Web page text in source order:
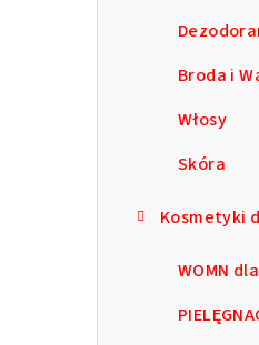
Broda i
Włosy
Skóra
Kosmetyki
WOMN